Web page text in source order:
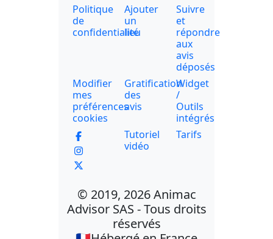
Politique
de
confidentialité
Ajouter
un
lieu
Suivre
et
répondre
aux
avis
déposés
Modifier
mes
préférences
cookies
Gratification
des
avis
Widget
/
Outils
intégrés
Tutoriel
vidéo
Tarifs
© 2019, 2026 Animac
Advisor SAS - Tous droits
réservés